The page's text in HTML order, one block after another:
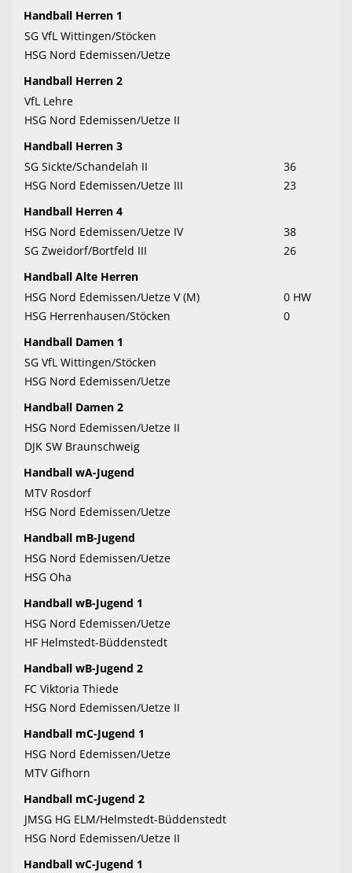
Handball Herren 1
SG VfL Wittingen/Stöcken
HSG Nord Edemissen/Uetze
Handball Herren 2
VfL Lehre
HSG Nord Edemissen/Uetze II
Handball Herren 3
SG Sickte/Schandelah II
36
HSG Nord Edemissen/Uetze III
23
Handball Herren 4
HSG Nord Edemissen/Uetze IV
38
SG Zweidorf/Bortfeld III
26
Handball Alte Herren
HSG Nord Edemissen/Uetze V (M)
0 HW
HSG Herrenhausen/Stöcken
0
Handball Damen 1
SG VfL Wittingen/Stöcken
HSG Nord Edemissen/Uetze
Handball Damen 2
HSG Nord Edemissen/Uetze II
DJK SW Braunschweig
Handball wA-Jugend
MTV Rosdorf
HSG Nord Edemissen/Uetze
Handball mB-Jugend
HSG Nord Edemissen/Uetze
HSG Oha
Handball wB-Jugend 1
HSG Nord Edemissen/Uetze
HF Helmstedt-Büddenstedt
Handball wB-Jugend 2
FC Viktoria Thiede
HSG Nord Edemissen/Uetze II
Handball mC-Jugend 1
HSG Nord Edemissen/Uetze
MTV Gifhorn
Handball mC-Jugend 2
JMSG HG ELM/Helmstedt-Büddenstedt
HSG Nord Edemissen/Uetze II
Handball wC-Jugend 1